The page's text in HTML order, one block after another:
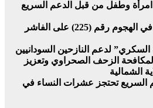
وطفل من قبل الدعم السريع
المليشيا تتكبّد خسائر فادحة في الهجوم رقم (225) على الفاشر
السكري” لدعم النازحين السودانيين
الزحف الصحراوي وتعزيز
الشمالية
السريع تحتجز عشرات النساء في